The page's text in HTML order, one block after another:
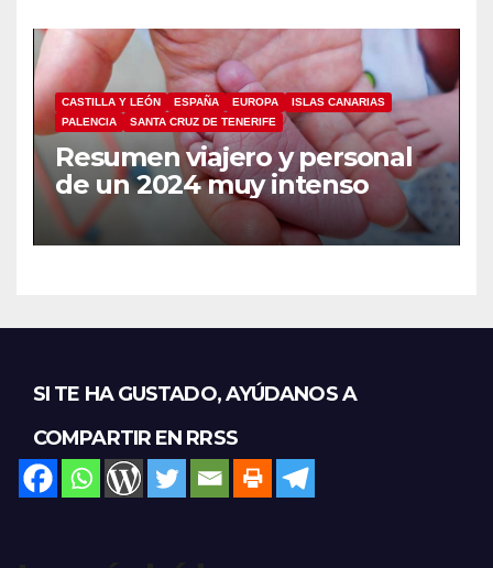
CASTILLA Y LEÓN ESPAÑA EUROPA
ISLAS CANARIAS
PALENCIA
SANTA CRUZ DE TENERIFE
Resumen viajero y personal
de un 2024 muy intenso
SI TE HA GUSTADO, AYÚDANOS A
COMPARTIR EN RRSS